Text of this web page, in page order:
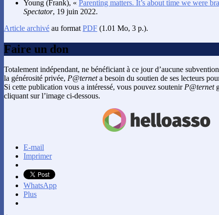
Young (Frank), « Parenting matters. It’s about time we were
Spectator, 19 juin 2022.
Article archivé au format PDF (1.01 Mo, 3 p.).
Faire un don
Totalement indépendant, ne bénéficiant à ce jour d’aucune
la générosité privée, P@terneta besoin du soutien de ses lecteurs
Si cette publication vous a intéressé, vous pouvez soutenirP@ternet
cliquant sur l’image ci-dessous.
E-mail
Imprimer
WhatsApp
Plus